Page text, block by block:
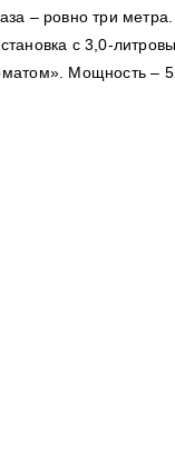
– ровно три
с 3,0-
Мощность –